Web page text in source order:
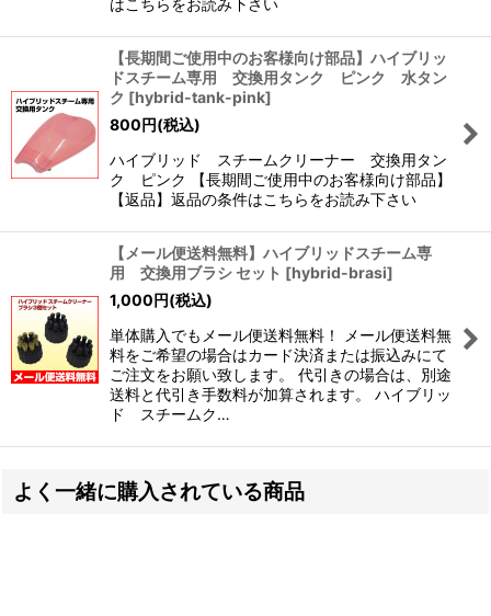
はこちらをお読み下さい
【長期間ご使用中のお客様向け部品】ハイブリッ
ドスチーム専用 交換用タンク ピンク 水タン
ク [hybrid-tank-pink]
800円(税込)
ハイブリッド スチームクリーナー 交換用タン
ク ピンク 【長期間ご使用中のお客様向け部品】
【返品】返品の条件はこちらをお読み下さい
【メール便送料無料】ハイブリッドスチーム専
用 交換用ブラシ セット [hybrid-brasi]
1,000円(税込)
単体購入でもメール便送料無料！ メール便送料無
料をご希望の場合はカード決済または振込みにて
ご注文をお願い致します。 代引きの場合は、別途
送料と代引き手数料が加算されます。 ハイブリッ
ド スチームク…
よく一緒に購入されている商品